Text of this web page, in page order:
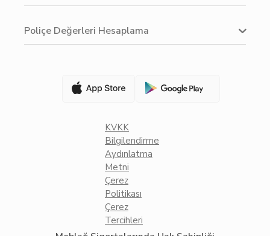
Poliçe Değerleri Hesaplama
KVKK
Bilgilendirme
Aydınlatma
Metni
Çerez
Politikası
Çerez
Tercihleri